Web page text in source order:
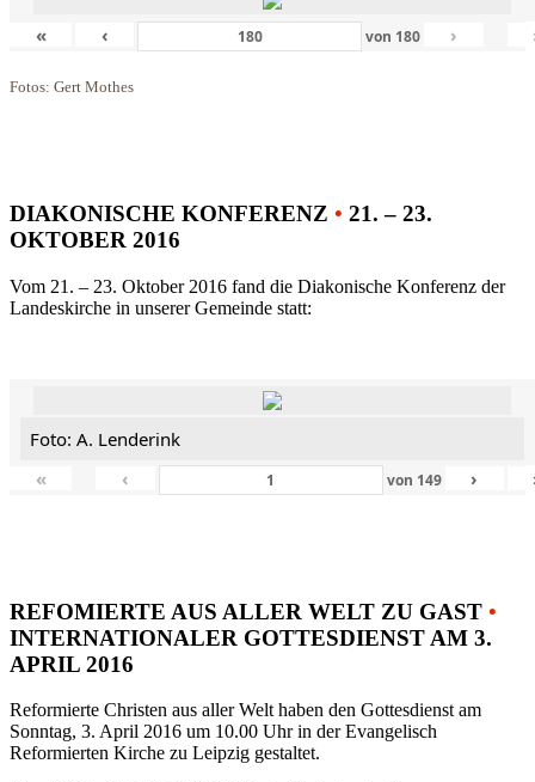
« ‹ von 180 ›
Fotos: Gert Mothes
DIAKONISCHE KONFERENZ • 21. – 23.
OKTOBER 2016
Vom 21. – 23. Oktober 2016 fand die Diakonische Konferenz der
Landeskirche in unserer Gemeinde statt:
Foto: A. Lenderink
«
‹ von 149 ›
REFOMIERTE AUS ALLER WELT ZU GAST •
INTERNATIONALER GOTTESDIENST AM 3.
APRIL 2016
Reformierte Christen aus aller Welt haben den Gottesdienst am
Sonntag, 3. April 2016 um 10.00 Uhr in der Evangelisch
Reformierten Kirche zu Leipzig gestaltet.